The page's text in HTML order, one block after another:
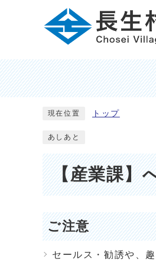
現在位置 トップ
あしあと
【産業課】
ご注意
セールス・勧誘や、